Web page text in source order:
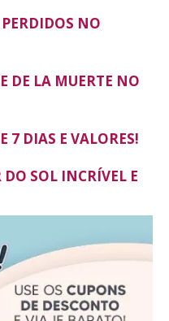
NO
DE LA MUERTE NO
7 DIAS E VALORES!
SOL INCRÍVEL E